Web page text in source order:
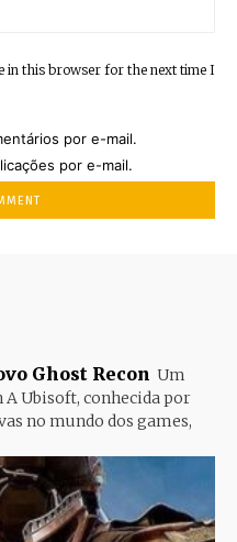
in this browser for the next time I
por e-mail.
por e-mail.
Ghost Recon Um
A Ubisoft, conhecida por
no mundo dos games,